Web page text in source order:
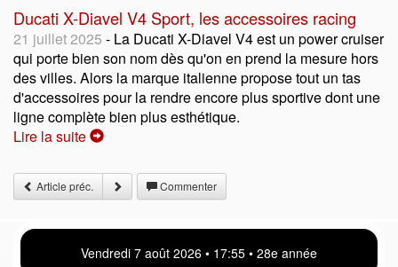
Ducati X-Diavel V4 Sport, les accessoires racing
21 juillet 2025 - La Ducati X-Diavel V4 est un power cruiser
qui porte bien son nom dès qu'on en prend la mesure hors
des villes. Alors la marque italienne propose tout un tas
d'accessoires pour la rendre encore plus sportive dont une
ligne complète bien plus esthétique.
Lire la suite
Article préc. Commenter
Vendredi 7 août 2026 • 17:55 • 28e année